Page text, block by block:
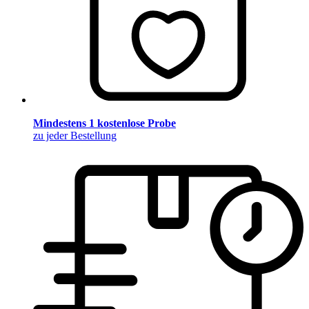
Mindestens 1 kostenlose Probe
zu jeder Bestellung